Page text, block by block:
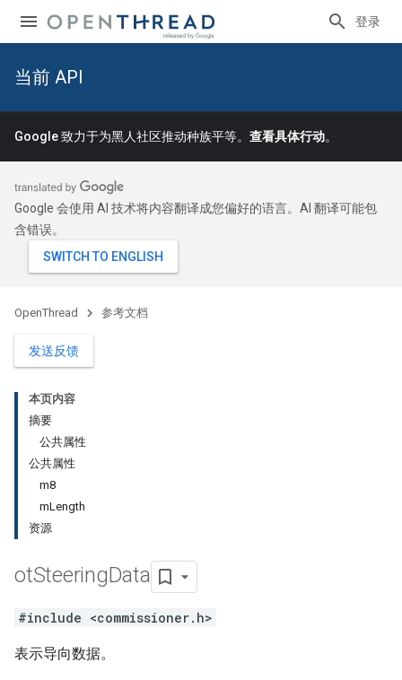
登录
当前 API
Google 致力于为黑人社区推动种族平等。 查看具体行动。
Google 会使用 AI 技术将内容翻译成您偏好的语言。AI 翻译可能包
含错误。
OpenThread 参考文档
发送反馈
本页内容
摘要
公共属性
公共属性
m8
mLength
资源
otSteeringData
#include <commissioner.h>
表示导向数据。